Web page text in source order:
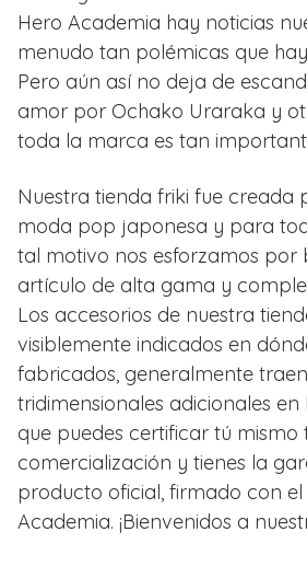
Hero Academia hay noticias
menudo tan polémicas que
Pero aún así no deja de
amor por Ochako Uraraka y
toda la marca es tan
Nuestra tienda friki fue creada
moda pop japonesa y para
tal motivo nos esforzamos por
artículo de alta gama y
Los accesorios de nuestra
visiblemente indicados en
fabricados, generalmente
tridimensionales adicionales
que puedes certificar tú
comercialización y tienes la
producto oficial, firmado con
Academia. ¡Bienvenidos a